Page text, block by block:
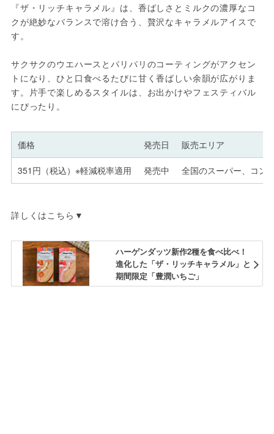
『ザ・リッチキャラメル』は、香ばしさとミルクの濃厚なコ
クが絶妙なバランスで溶け合う、贅沢なキャラメルアイスで
す。
サクサクのウエハースとパリパリのコーティングがアクセン
トになり、ひと口食べるたびに甘く香ばしい余韻が広がりま
す。片手で楽しめるスタイルは、お出かけやフェスティバル
にぴったり。
価格 発売日 販売エリア
351円（税込）※軽減税率適用 発売中 全国のスーパー、コン
詳しくはこちら▼
ハーゲンダッツ新作2種を食べ比べ！
進化した「ザ・リッチキャラメル」と
期間限定「豊潤いちご」